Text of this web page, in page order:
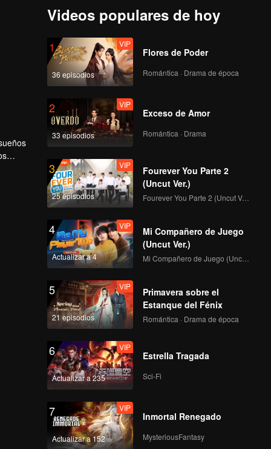
VIP
Sueño
VIP
Sueño
VIP
EP04A: Te Vi en Mi
Sueño
VIP
EP04B: Te Vi en Mi
Sueño
VIP
EP05A: Te Vi en Mi
Sueño
VIP
Sueño
VIP
Sueño
Videos populares de hoy
1
36 episodios
VIP
Flores de Poder
Romántica · Drama de época
2
33 episodios
VIP
Exceso de Amor
Romántica · Drama
3
25 episodios
VIP
Fourever You Parte 2
(Uncut Ver.)
Fourever You Parte 2 (Uncut Ver.)
4
Actualizar a 4
VIP
Mi Compañero de Juego
(Uncut Ver.)
Mi Compañero de Juego (Uncut Ver.)
5
21 episodios
VIP
Primavera sobre el
Estanque del Fénix
Romántica · Drama de época
6
Actualizar a 235
VIP
Estrella Tragada
Sci-Fi
7
Actualizar a 152
VIP
Inmortal Renegado
MysteriousFantasy